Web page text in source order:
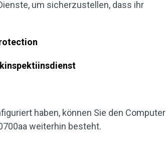
um sicherzustellen, dass ihr
haben, können Sie den Computer
weiterhin besteht.